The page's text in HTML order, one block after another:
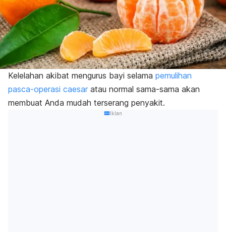
Kelelahan akibat mengurus bayi selama pemulihan
pasca-operasi caesar atau normal sama-sama akan
membuat Anda mudah terserang penyakit.
Iklan